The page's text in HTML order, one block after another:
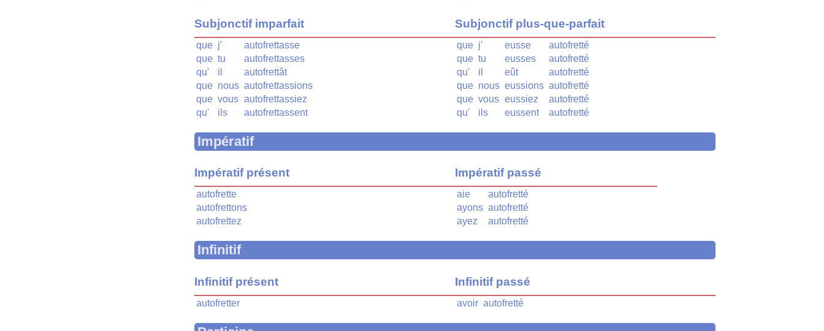
Subjonctif imparfait
que j'
autofrettasse
que tu
autofrettasses
qu'
il
autofrettât
que nous autofrettassions
que vous autofrettassiez
qu'
ils autofrettassent
Subjonctif plus-que-parfait
que j' eusse
autofretté
que tu eusses
autofretté
qu'
il eût
autofretté
que nous eussions autofretté
que vous eussiez
autofretté
qu'
ils eussent autofretté
Impératif
Impératif présent
autofrette
autofrettons
autofrettez
Impératif passé
aie
autofretté
ayons autofretté
ayez
autofretté
Infinitif
Infinitif présent
autofretter
Infinitif passé
avoir autofretté